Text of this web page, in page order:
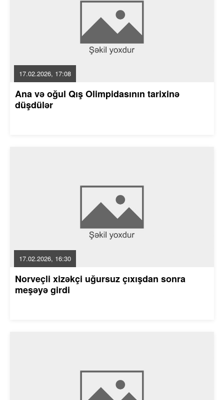
17.02.2026, 17:08
Ana və oğul Qış Olimpidasının tarixinə
düşdülər
17.02.2026, 16:30
Norveçli xizəkçi uğursuz çıxışdan sonra
meşəyə girdi